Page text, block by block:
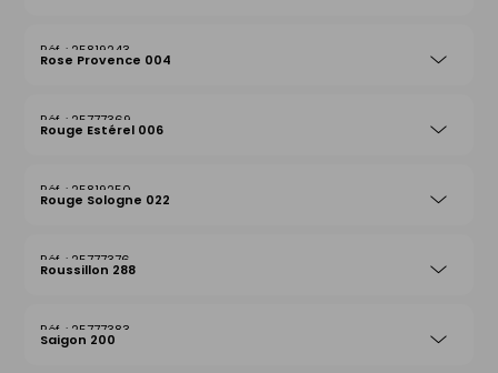
25819243
Rose Provence 004
25777369
Rouge Estérel 006
25819250
Rouge Sologne 022
25777376
Roussillon 288
25777383
Saigon 200